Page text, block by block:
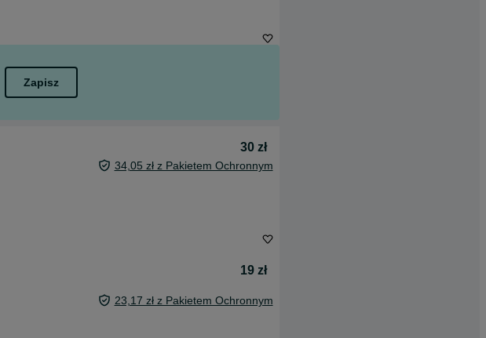
Zapisz
30 zł
34,05 zł z Pakietem Ochronnym
19 zł
23,17 zł z Pakietem Ochronnym